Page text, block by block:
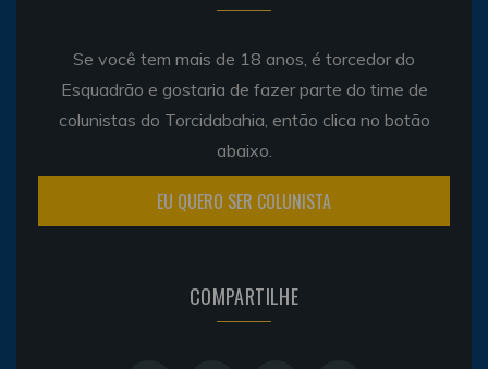
Se você tem mais de 18 anos, é torcedor do
Esquadrão e gostaria de fazer parte do time de
colunistas do Torcidabahia, então clica no botão
abaixo.
EU QUERO SER COLUNISTA
COMPARTILHE